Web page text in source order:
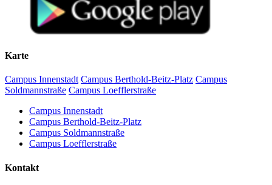
Karte
Campus Innenstadt Campus Berthold-Beitz-Platz Campus
Soldmannstraße Campus Loefflerstraße
Campus Innenstadt
Campus Berthold-Beitz-Platz
Campus Soldmannstraße
Campus Loefflerstraße
Kontakt